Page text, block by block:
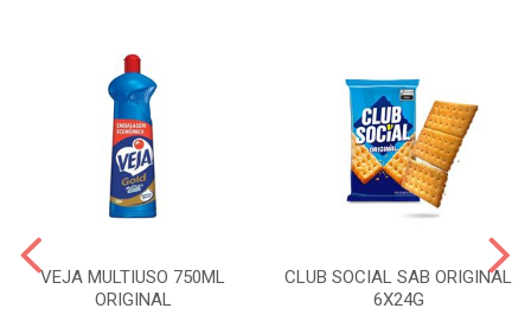
VEJA MULTIUSO 750ML
ORIGINAL
CLUB SOCIAL SAB ORIGINAL
6X24G